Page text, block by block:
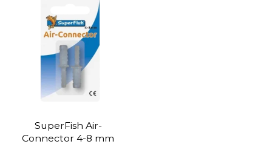
SuperFish Air-
Connector 4-8 mm